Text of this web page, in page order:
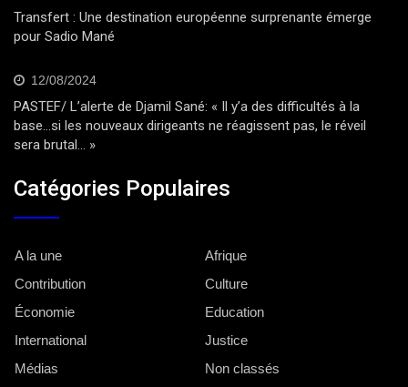
Transfert : Une destination européenne surprenante émerge
pour Sadio Mané
12/08/2024
PASTEF/ L’alerte de Djamil Sané: « Il y’a des difficultés à la
base…si les nouveaux dirigeants ne réagissent pas, le réveil
sera brutal… »
Catégories Populaires
A la une
Afrique
Contribution
Culture
Économie
Education
International
Justice
Médias
Non classés